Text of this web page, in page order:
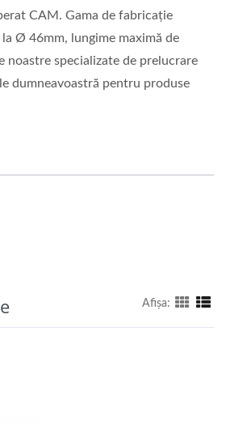
CAM. Gama de fabricație
Ø 46mm, lungime maximă de
noastre specializate de prelucrare
dumneavoastră pentru produse
Afişa: